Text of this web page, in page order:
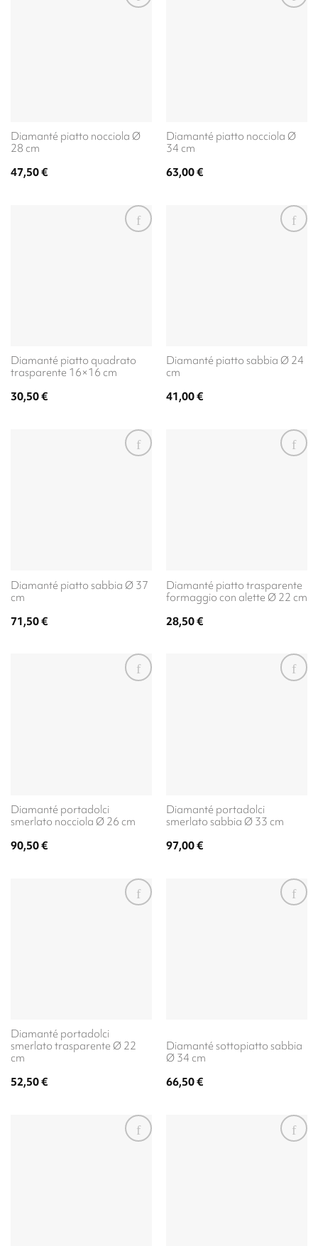
Diamanté piatto nocciola Ø
28 cm
47,50€
Diamanté piatto nocciola Ø
34 cm
63,00€
Diamanté piatto quadrato
trasparente 16×16 cm
30,50€
Diamanté piatto sabbia Ø 24
cm
41,00€
Diamanté piatto sabbia Ø 37
cm
71,50€
Diamanté piatto trasparente
formaggio con alette Ø 22 cm
28,50€
Diamanté portadolci
smerlato nocciola Ø 26 cm
90,50€
Diamanté portadolci
smerlato sabbia Ø 33 cm
97,00€
Diamanté portadolci
smerlato trasparente Ø 22
cm
52,50€
Diamanté sottopiatto sabbia
Ø 34 cm
66,50€